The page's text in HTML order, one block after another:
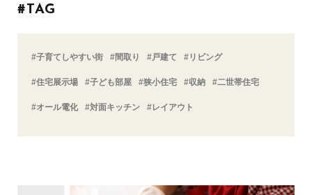
#TAG
#子育てしやすい街 #間取り #戸建て #リビング
#住宅展示場 #子ども部屋 #狭小住宅 #収納 #二世帯住宅
#オール電化 #対面キッチン #レイアウト